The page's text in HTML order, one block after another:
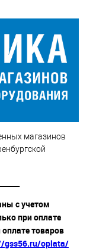
магазинов
с учетом
при оплате
товаров
gss56.ru/oplata/